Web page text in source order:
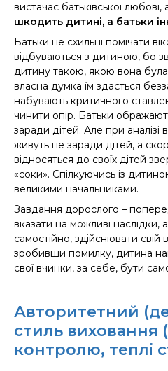
вистачає батьківської любові,
шкодить дитині, а батьки
Батьки не схильні помічати
відбуваються з дитиною, бо
дитину такою, якою вона
власна думка їм здається
набувають критичного
чинити опір. Батьки
заради дітей. Але при аналізі
живуть не заради дітей, а
відносяться до своїх дітей
«соки». Спілкуючись із
великими начальниками.
Завдання дорослого –
вказати на можливі наслідки,
самостійно, здійснювати свій
зробивши помилку, дитина
свої вчинки, за себе, бути
Авторитетний
стиль виховання
контролю, теплі